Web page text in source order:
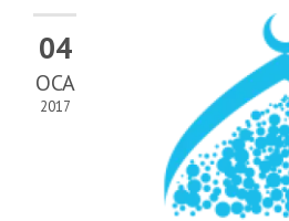
04
OCA
2017